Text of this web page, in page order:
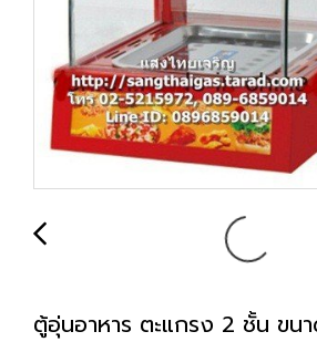
ตู้อุ่นอาหาร ตะแกรง 2 ชั้น ขน